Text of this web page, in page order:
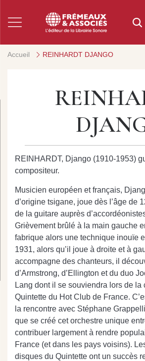
Accueil REINHARDT DJANGO
REINHARDT, Django (1910-1953)
compositeur.
Musicien européen et français,
d’origine tsigane, joue dès l’âge de
de la guitare auprès
Grièvement brûlé à la main gauche
fabrique alors une technique inouïe
1931, alors qu’il joue à droite et à
accompagne des chanteurs, il
d’Armstrong, d’Ellington et du duo
Lang dont il se souviendra lors de la
Quintette du Hot Club de France.
la rencontre avec Stéphane
que se créé cet orchestre unique
contribuer largement à rendre
France (et dans les pays voisins).
disques du Quintette ont un succès